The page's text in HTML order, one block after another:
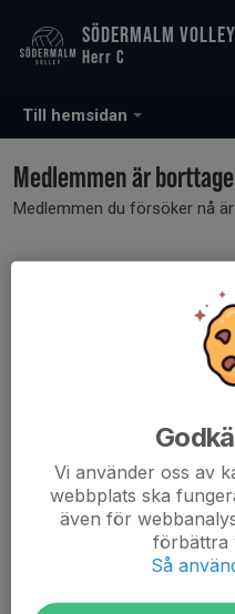
Till hemsidan
SÖDERMALM VOLLEY
Herr C
Medlemmen är
Medlemmen du försöker nå
Vi använder oss av
webbplats ska
även för
förbättra
Så